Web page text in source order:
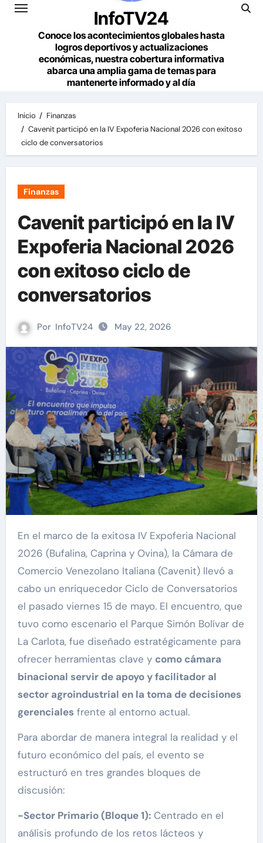
InfoTV24
Conoce los acontecimientos globales hasta
logros deportivos y actualizaciones
económicas, nuestra cobertura informativa
abarca una amplia gama de temas para
mantenerte informado y al día
Inicio
Finanzas
Cavenit participó en la IV Expoferia Nacional 2026 con exitoso
ciclo de conversatorios
Finanzas
Cavenit participó en la IV
Expoferia Nacional 2026
con exitoso ciclo de
conversatorios
Por InfoTV24 May 22, 2026
En el marco de la exitosa IV Expoferia Nacional
2026 (Bufalina, Caprina y Ovina), la Cámara de
Comercio Venezolano Italiana (Cavenit) llevó a
cabo un enriquecedor Ciclo de Conversatorios
el pasado viernes 15 de mayo. El encuentro, que
tuvo como escenario el Parque Simón Bolívar de
La Carlota, fue diseñado estratégicamente para
ofrecer herramientas clave y como cámara
binacional servir de apoyo y facilitador al
sector agroindustrial en la toma de decisiones
gerencialesfrente al entorno actual.
Para abordar de manera integral la realidad y el
futuro económico del país, el evento se
estructuró en tres grandes bloques de
discusión:
-Sector Primario (Bloque 1):Centrado en el
análisis profundo de los retos lácteos y